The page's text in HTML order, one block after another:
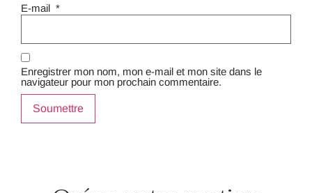
E-mail *
Enregistrer mon nom, mon e-mail et mon site dans le
navigateur pour mon prochain commentaire.